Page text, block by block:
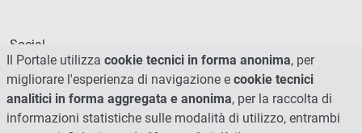
Social
Il Portale utilizza cookie tecnici in forma anonima, per
migliorare l'esperienza di navigazione e cookie tecnici
analitici in forma aggregata e anonima, per la raccolta di
informazioni statistiche sulle modalità di utilizzo, entrambi